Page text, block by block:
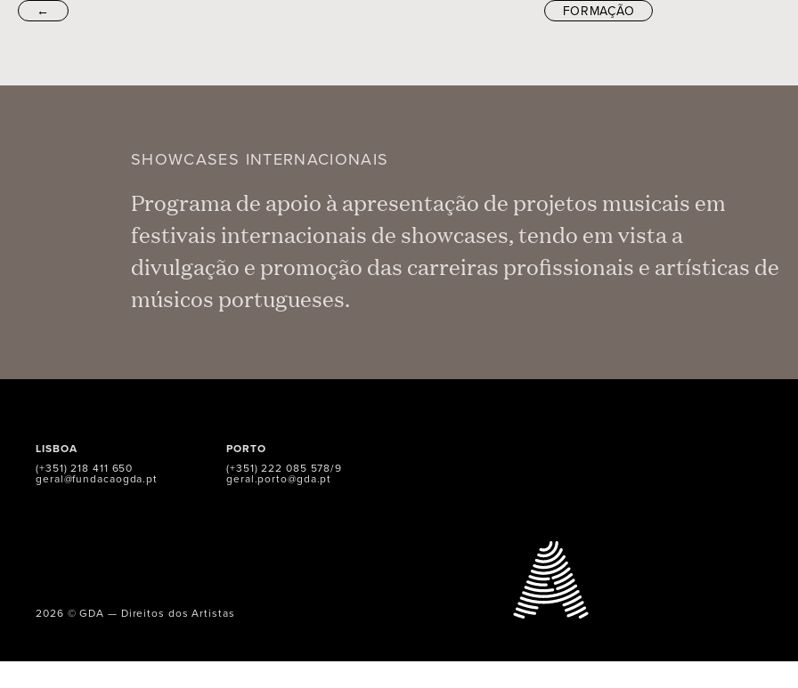
← FORMAÇÃO
SHOWCASES INTERNACIONAIS
Programa de apoio à apresentação de projetos musicais em
festivais internacionais de showcases, tendo em vista a
divulgação e promoção das carreiras profissionais e artísticas de
músicos portugueses.
LISBOA
(+351) 218 411 650
geral@fundacaogda.pt
PORTO
(+351) 222 085 578/9
geral.porto@gda.pt
2026 © GDA — Direitos dos Artistas